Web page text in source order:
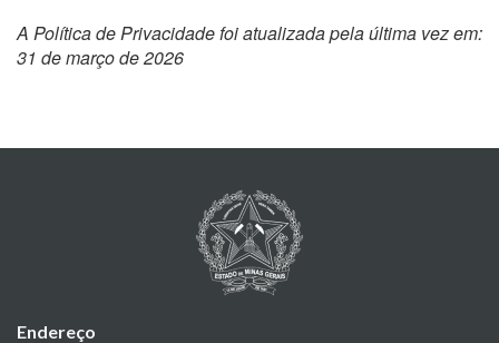
A Política de Privacidade foi atualizada pela última vez em:
31 de março de 2026
Endereço